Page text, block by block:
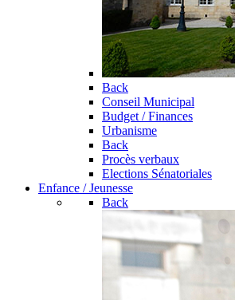
Back
Conseil Municipal
Budget / Finances
Urbanisme
Back
Procès verbaux
Elections Sénatoriales
Enfance / Jeunesse
Back